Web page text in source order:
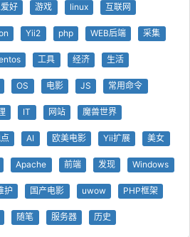
好 游戏 linux 互联网
Yii2 php WEB后端 采集
工具 经济 生活
OS 电影 JS 常用命令
IT 网站 魔兽世界
AI 欧美电影 Yii扩展 美女
Apache 前端 发现 Windows
护 国产电影 uwow PHP框架
随笔 服务器 历史